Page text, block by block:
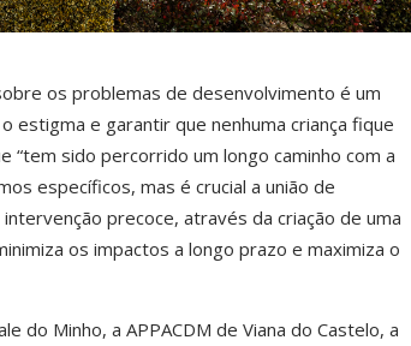
os problemas de desenvolvimento é um
estigma e garantir que nenhuma criança fique
“tem sido percorrido um longo caminho com a
específicos, mas é crucial a união de
precoce, através da criação de uma
os impactos a longo prazo e maximiza o
do Minho, a APPACDM de Viana do Castelo, a